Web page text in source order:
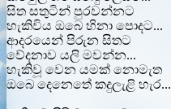
සිත සතුටින් පුරවන්නට
හැකිවිය ඔබෙ හිනා පොදට...
ආදරයෙන් පිරුන සිතට
වේදනාව යලි මවන්න...
හැකිවූ වෙන යමක් නොමැත
ඔබෙ දෙනෙතේ කදුලැළි හැර...